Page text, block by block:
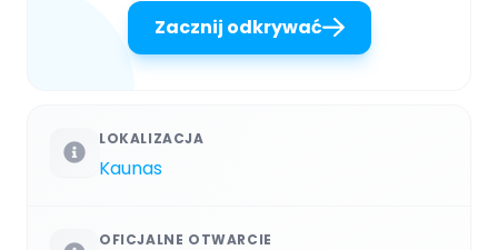
Zacznij odkrywać
LOKALIZACJA
Kaunas
OFICJALNE OTWARCIE